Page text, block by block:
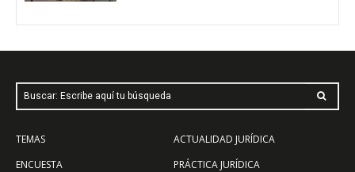
Buscar: Escribe aquí tu búsqueda
TEMAS
ENCUESTA
ACTUALIDAD JURÍDICA
PRÁCTICA JURÍDICA